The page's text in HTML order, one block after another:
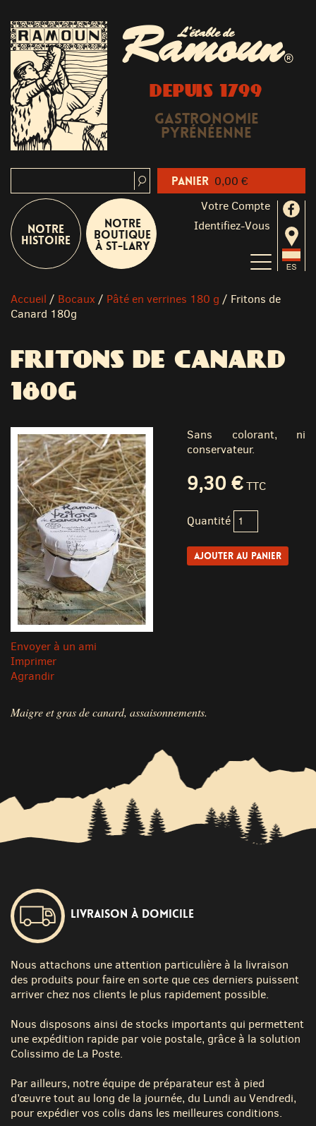
L'étable de
Ramoun®
DEPUIS 1799
Gastronomie
Pyrénéenne
Votre Compte
Identifiez-Vous
Notre
Histoire
Notre
boutique
à St-Lary
Accueil / Bocaux / Pâté en verrines 180 g / Fritons de
Canard 180g
FRITONS DE CANARD
180G
Envoyer à un ami
Imprimer
Agrandir
Sans colorant, ni
conservateur.
9,30 €TTC
Quantité
Maigre et gras de canard, assaisonnements.
Livraison à domicile
Nous attachons une attention particulière à la livraison
des produits pour faire en sorte que ces derniers puissent
arriver chez nos clients le plus rapidement possible.
Nous disposons ainsi de stocks importants qui permettent
une expédition rapide par voie postale, grâce à la solution
Colissimo de La Poste.
Par ailleurs, notre équipe de préparateur est à pied
d’œuvre tout au long de la journée, du Lundi au Vendredi,
pour expédier vos colis dans les meilleures conditions.
Panier 0,00 €